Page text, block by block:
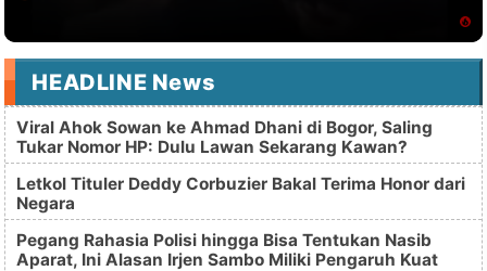
HEADLINE News
Viral Ahok Sowan ke Ahmad Dhani di Bogor, Saling
Tukar Nomor HP: Dulu Lawan Sekarang Kawan?
Letkol Tituler Deddy Corbuzier Bakal Terima Honor dari
Negara
Pegang Rahasia Polisi hingga Bisa Tentukan Nasib
Aparat, Ini Alasan Irjen Sambo Miliki Pengaruh Kuat